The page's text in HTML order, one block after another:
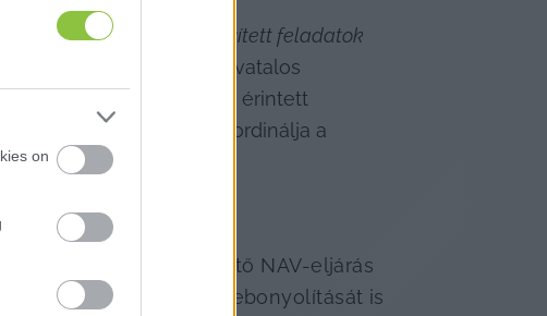
on
a szerződésszerűen teljesített feladatok
” – olvasható a kormány hivatalos
rendezvényekben érintett
Belügyminisztérium koordinálja a
Lounge csoportot érintő NAV-eljárás
Ligája döntő lebonyolítását is